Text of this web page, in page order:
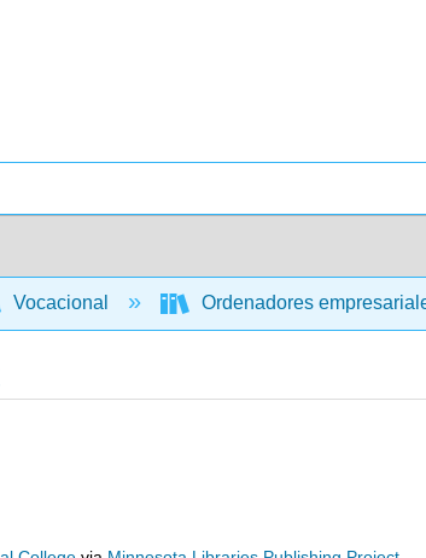
Vocacional Ordenadores